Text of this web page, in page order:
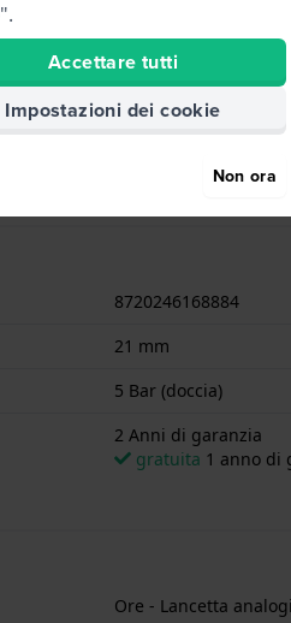
dotato di un cinturino in
per la doccia. L'orologio è
8720246168884
21 mm
5 Bar (doccia)
2 Anni di garanzia
gratuita 1 anno di
Ore - Lancetta
Accettare tutti
Impostazioni dei cookie
Non ora